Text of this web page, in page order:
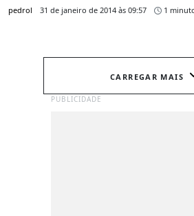
pedrol 31 de janeiro de 2014 às 09:57 1
CARREGAR MAIS
PUBLICIDADE